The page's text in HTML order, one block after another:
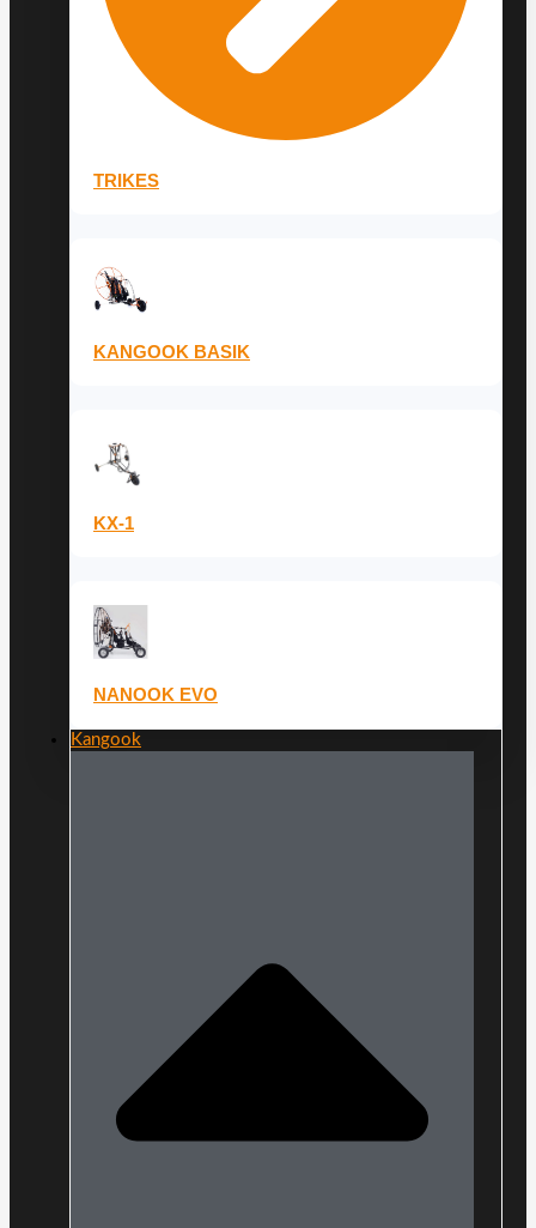
TRIKES
KANGOOK BASIK
KX-1
NANOOK EVO
Kangook